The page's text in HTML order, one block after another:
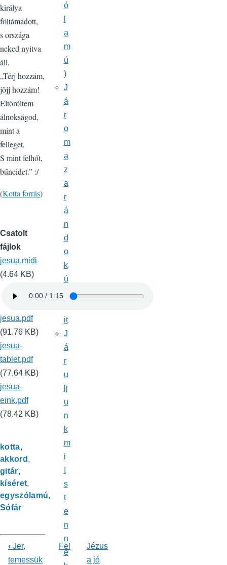
királya
föltámadott,
s országa
neked nyitva
áll.
„Térj hozzám,
jöjj hozzám!
Eltöröltem
álnokságod,
mint a
felleget,
S mint felhőt,
bűneidet.” :/
(Kotta forrás)
Csatolt
fájlok
jesua.midi
(4.64 KB)
jesua.pdf
(91.76 KB)
jesua-
tablet.pdf
(77.64 KB)
jesua-
eink.pdf
(78.42 KB)
kotta
akkord
gitár
kíséret
egyszólamú
Sófár
Könyv
‹ Jer,
temessük
Fel
Jézus
a jó
ó
a
m
ú
)
J
á
r
o
m
a
z
a
r
á
n
d
o
k
ú
it
J
á
r
u
lj
u
n
k
m
i
s
t
e
n
n
e